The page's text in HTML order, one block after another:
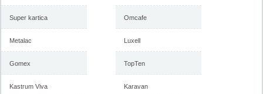
Super kartica
Metalac
Gomex
Kastrum Viva
Omcafe
Luxell
TopTen
Karavan